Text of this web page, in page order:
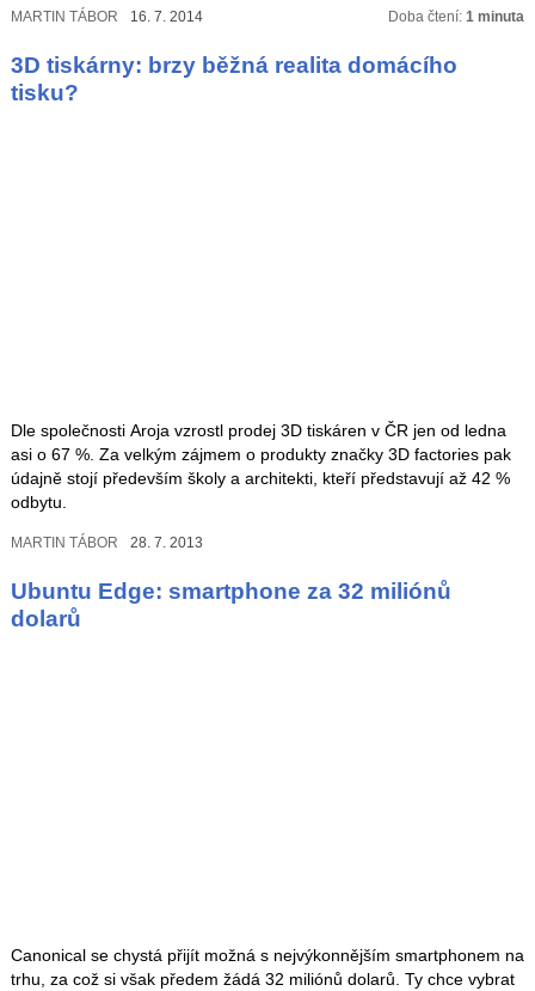
MARTIN TÁBOR 16. 7. 2014 Doba čtení:1 minuta
3D tiskárny: brzy běžná realita domácího
tisku?
Dle společnosti Aroja vzrostl prodej 3D tiskáren v ČR jen od ledna
asi o 67 %. Za velkým zájmem o produkty značky 3D factories pak
údajně stojí především školy a architekti, kteří představují až 42 %
odbytu.
MARTIN TÁBOR 28. 7. 2013
Ubuntu Edge: smartphone za 32 miliónů
dolarů
Canonical se chystá přijít možná s nejvýkonnějším smartphonem na
trhu, za což si však předem žádá 32 miliónů dolarů. Ty chce vybrat